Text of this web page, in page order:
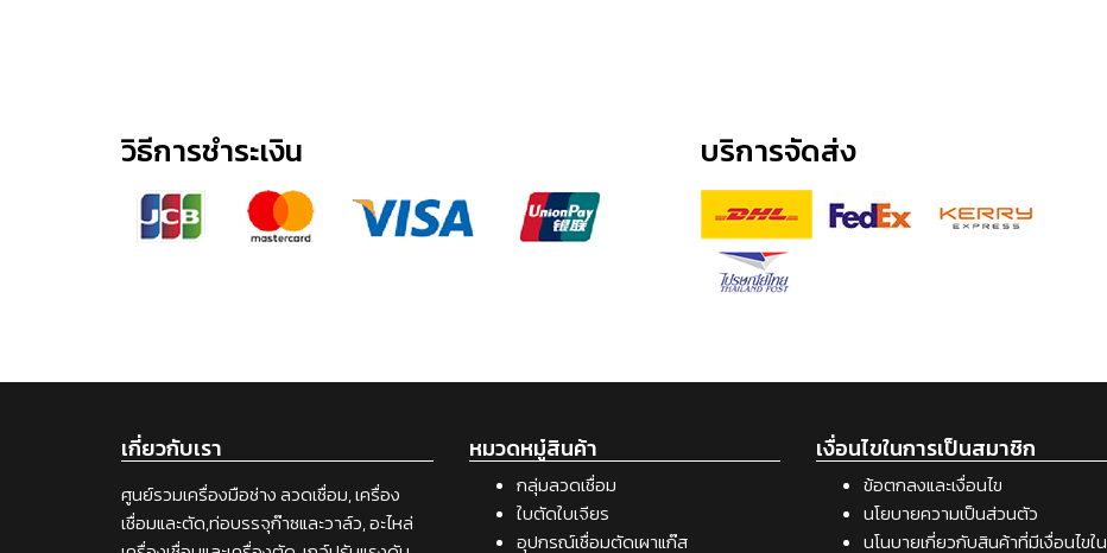
วิธีการชำระเงิน บริการจัดส่ง
เกี่ยวกับเรา
ศูนย์รวมเครื่องมือช่าง ลวดเชื่อม, เครื่อง
เชื่อมและตัด,ท่อบรรจุก๊าซและวาล์ว, อะไหล่
หมวดหมู๋สินค้า
กลุ่มลวดเชื่อม
ใบตัดใบเจียร
อุปกรณ์เชื่อมตัดเผาแก๊ส
เงื่อนไขในการเป็นสมาชิก
ข้อตกลงและเงื่อนไข
นโยบายความเป็นส่วนตัว
นโนบายเกี่ยวกับสินค้าที่มีเงื่อนไขใน